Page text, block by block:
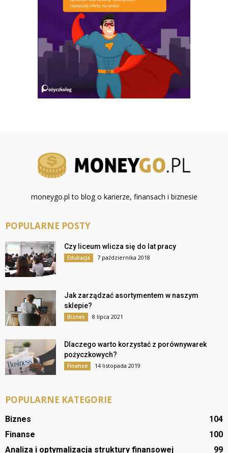
moneygo.pl to blog o karierze, finansach i biznesie
POPULARNE POSTY
Czy liceum wlicza się do lat pracy
Edukacja 7 października 2018
Jak zarządzać asortymentem w naszym
sklepie?
Biznes 8 lipca 2021
Dlaczego warto korzystać z porównywarek
pożyczkowych?
Finanse 14 listopada 2019
POPULARNE KATEGORIE
Biznes
104
Finanse
100
Analiza i optymalizacja struktury finansowej
99